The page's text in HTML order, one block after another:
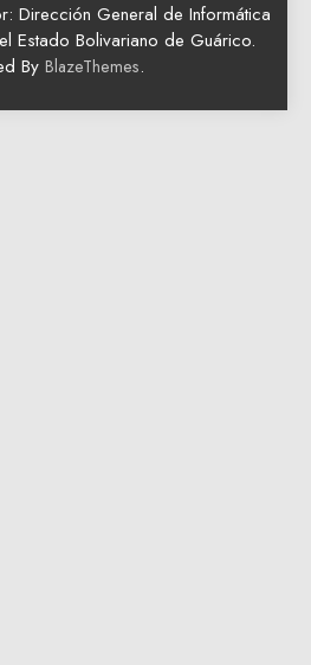
Dirección General de Informática
Estado Bolivariano de Guárico.
By BlazeThemes.